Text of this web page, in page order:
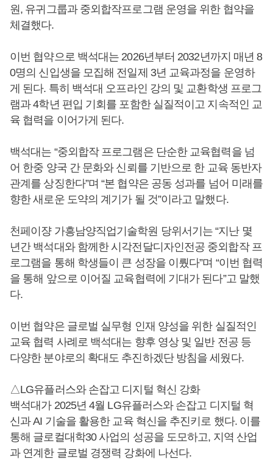
원, 유귀그룹과 중외합작프로그램 운영을 위한 협약을
체결했다.
이번 협약으로 백석대는 2026년부터 2032년까지 매년 8
0명의 신입생을 모집해 전일제 3년 교육과정을 운영하
게 된다. 특히 백석대 오프라인 강의 및 교환학생 프로그
램과 4학년 편입 기회를 포함한 실질적이고 지속적인 교
육 협력을 이어가게 된다.
백석대는 “중외합작 프로그램은 단순한 교육협력을 넘
어 한중 양국 간 문화와 신뢰를 기반으로 한 교육 동반자
관계를 상징한다”며 “본 협약은 공동 성과를 넘어 미래를
향한 새로운 도약의 계기가 될 것”이라고 말했다.​
천페이쟝 가흥남양직업기술학원 당위서기는 “지난 몇
년간 백석대와 함께한 시각전달디자인전공 중외합작 프
로그램을 통해 학생들이 큰 성장을 이뤘다”며 “이번 협력
을 통해 앞으로 이어질 교육협력에 기대가 된다”고 말했
다.
이번 협약은 글로벌 실무형 인재 양성을 위한 실질적인
교육 협력 사례로 백석대는 향후 영상 및 일반 전공 등
다양한 분야로의 확대도 추진하겠단 방침을 세웠다.
△LG유플러스와 손잡고 디지털 혁신 강화
백석대가 2025년 4월 LG유플러스와 손잡고 디지털 혁
신과 AI 기술을 활용한 교육 혁신을 추진키로 했다. 이를
통해 글로컬대학30 사업의 성공을 도모하고, 지역 산업
과 연계한 글로벌 경쟁력 강화에 나선다.